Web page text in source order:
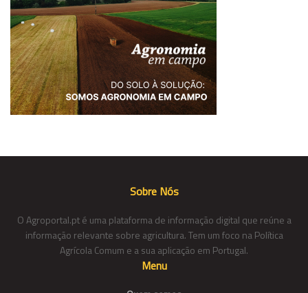
Sobre Nós
O Agroportal.pt é uma plataforma de informação digital que reúne a
informação relevante sobre agricultura. Tem um foco na Política
Agrícola Comum e a sua aplicação em Portugal.
Menu